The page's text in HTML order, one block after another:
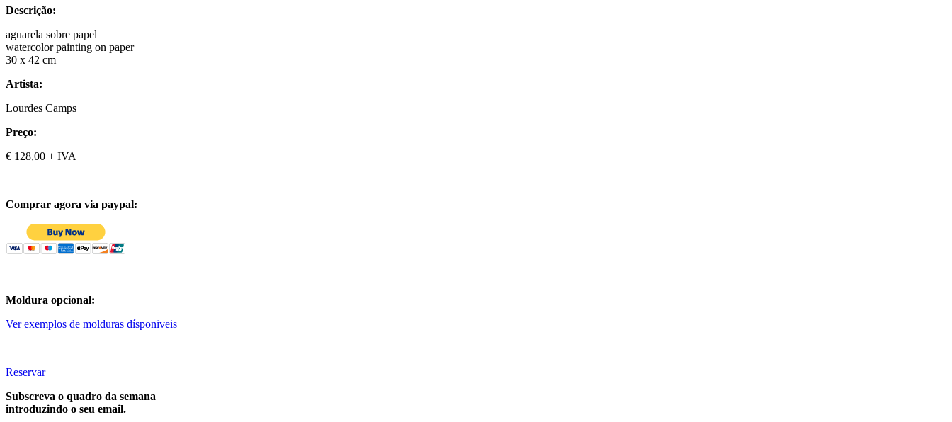
Descrição:
aguarela sobre papel
watercolor painting on paper
30 x 42 cm
Artista:
Lourdes Camps
Preço:
€ 128,00 + IVA
Comprar agora via paypal:
Moldura opcional:
Ver exemplos de molduras dísponiveis
Reservar
Subscreva o quadro da semana
introduzindo o seu email.